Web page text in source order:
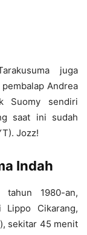
juga
Andrea
Suomy sendiri
saat ini sudah
Jozz!
Indah
1980-an,
Lippo Cikarang,
sekitar 45 menit